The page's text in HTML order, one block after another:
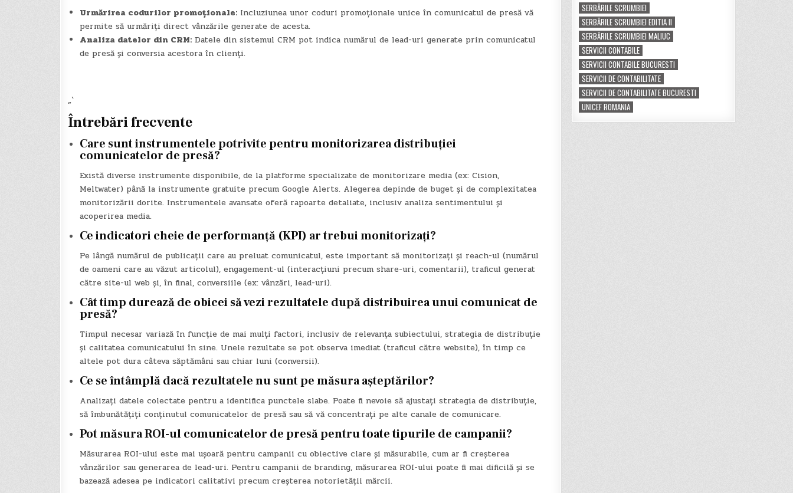
Urmărirea codurilor promoționale:Incluziunea unor coduri promoționale unice în comunicatul de presă vă
permite să urmăriți direct vânzările generate de acesta.
Analiza datelor din CRM:Datele din sistemul CRM pot indica numărul de lead-uri generate prin comunicatul
de presă și conversia acestora în clienți.
„`
Întrebări frecvente
Care sunt instrumentele potrivite pentru monitorizarea distribuției
comunicatelor de presă?
Există diverse instrumente disponibile, de la platforme specializate de monitorizare media (ex: Cision,
Meltwater) până la instrumente gratuite precum Google Alerts. Alegerea depinde de buget și de complexitatea
monitorizării dorite. Instrumentele avansate oferă rapoarte detaliate, inclusiv analiza sentimentului și
acoperirea media.
Ce indicatori cheie de performanță (KPI) ar trebui monitorizați?
Pe lângă numărul de publicații care au preluat comunicatul, este important să monitorizați și reach-ul (numărul
de oameni care au văzut articolul), engagement-ul (interacțiuni precum share-uri, comentarii), traficul generat
către site-ul web și, în final, conversiile (ex: vânzări, lead-uri).
Cât timp durează de obicei să vezi rezultatele după distribuirea unui comunicat de
presă?
Timpul necesar variază în funcție de mai mulți factori, inclusiv de relevanța subiectului, strategia de distribuție
și calitatea comunicatului în sine. Unele rezultate se pot observa imediat (traficul către website), în timp ce
altele pot dura câteva săptămâni sau chiar luni (conversii).
Ce se întâmplă dacă rezultatele nu sunt pe măsura așteptărilor?
Analizați datele colectate pentru a identifica punctele slabe. Poate fi nevoie să ajustați strategia de distribuție,
să îmbunătățiți conținutul comunicatelor de presă sau să vă concentrați pe alte canale de comunicare.
Pot măsura ROI-ul comunicatelor de presă pentru toate tipurile de campanii?
Măsurarea ROI-ului este mai ușoară pentru campanii cu obiective clare și măsurabile, cum ar fi creșterea
vânzărilor sau generarea de lead-uri. Pentru campanii de branding, măsurarea ROI-ului poate fi mai dificilă și se
bazează adesea pe indicatori calitativi precum creșterea notorietății mărcii.
SERBĂRILE SCRUMBIEI
SERBĂRILE SCRUMBIEI EDITIA II
SERBĂRILE SCRUMBIEI MALIUC
SERVICII CONTABILE
SERVICII CONTABILE BUCURESTI
SERVICII DE CONTABILITATE
SERVICII DE CONTABILITATE BUCURESTI
UNICEF ROMANIA